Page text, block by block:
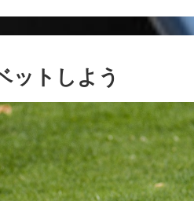
ットしよう